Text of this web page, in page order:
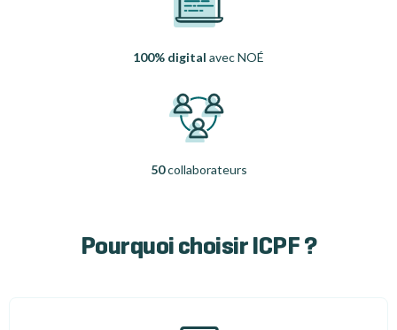
100% digital avec NOÉ
50collaborateurs
Pourquoi choisir ICPF ?